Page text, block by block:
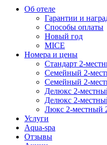
Об отеле
Гарантии и
Способы оплаты
Новый год
MICE
Номера и цены
Стандарт 2-
Семейный 2-
Семейный 2-
Делюкс 2-
Делюкс 2-
Люкс 2-местный
Услуги
Aqua-spa
Отзывы